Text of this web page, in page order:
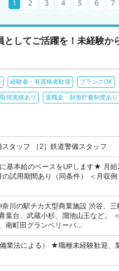
1 2 3 4 5 6 7
してご活躍を！未経験
経験者・有資格者歓迎 ブランクOK
得実績あり 退職金・財形貯蓄制度あり
スタッフ ［2］鉄道警備スタッフ
基本給のベースをUPします★ 月給
試用期間あり（同条件） ＜月収
奈川の駅チカ大型商業施設 渋谷、
葉台、武蔵小杉、溜池山王など。
南町田グランベリーパ...
業法による） ★職種未経験歓迎、